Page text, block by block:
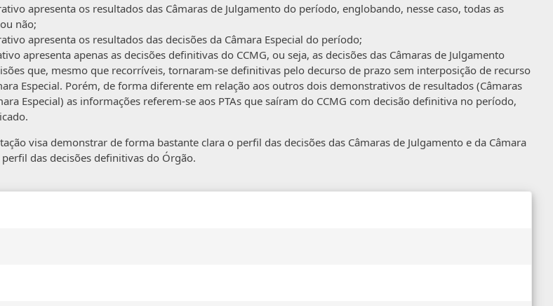
apresenta os resultados das Câmaras de Julgamento do período, englobando, nesse caso, todas as
não;
apresenta os resultados das decisões da Câmara Especial do período;
apresenta apenas as decisões definitivas do CCMG, ou seja, as decisões das Câmaras de Julgamento
que, mesmo que recorríveis, tornaram-se definitivas pelo decurso de prazo sem interposição de recurso
Especial. Porém, de forma diferente em relação aos outros dois demonstrativos de resultados (Câmaras
Especial) as informações referem-se aos PTAs que saíram do CCMG com decisão definitiva no período,
visa demonstrar de forma bastante clara o perfil das decisões das Câmaras de Julgamento e da Câmara
das decisões definitivas do Órgão.